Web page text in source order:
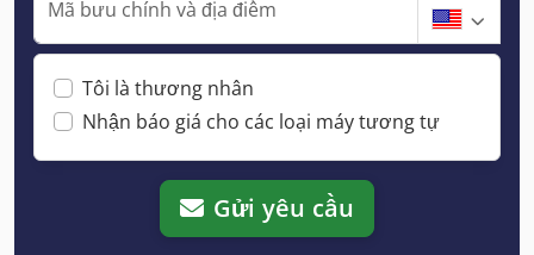
Mã bưu chính và địa điểm
Tôi là thương nhân
Nhận báo giá cho các loại máy tương tự
Gửi yêu cầu